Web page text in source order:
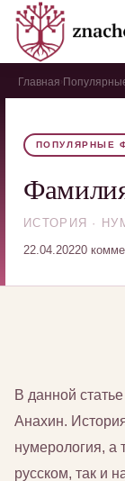
Главная
ПОПУЛЯРНЫЕ
ИСТОРИЯ ·
22.04.20220
В данной
Анахин.
нумерология, а
русском, так и